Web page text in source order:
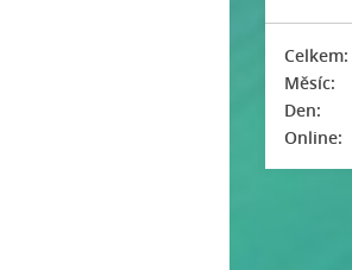
Online:
Celkem:
Měsíc:
Den: